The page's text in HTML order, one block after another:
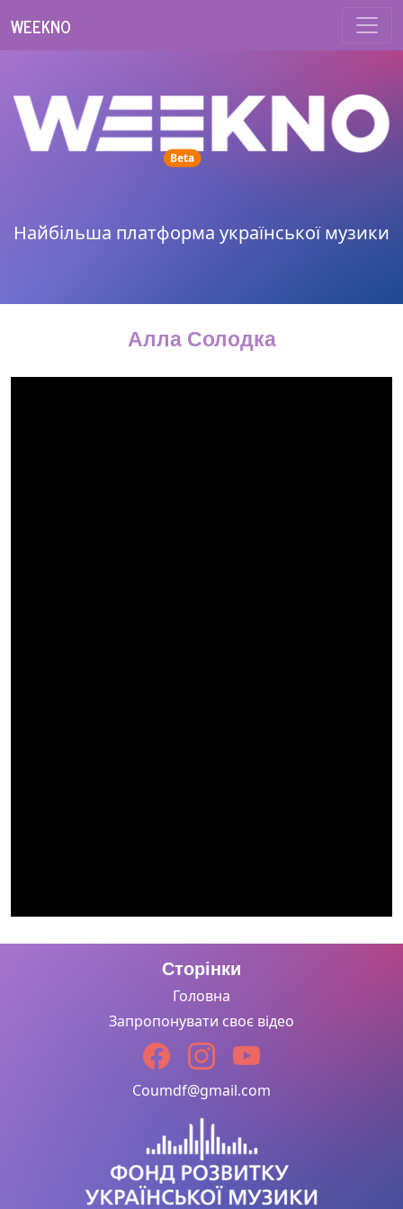
WEEKNO
Betaunread messages
Найбільша платформа української музики
Алла Солодка
Сторінки
Головна
Запропонувати своє відео
Coumdf@gmail.com